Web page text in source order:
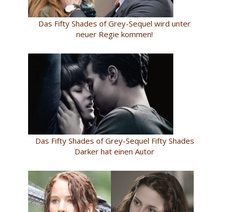
Das Fifty Shades of Grey-Sequel wird unter
neuer Regie kommen!
Das Fifty Shades of Grey-Sequel Fifty Shades
Darker hat einen Autor